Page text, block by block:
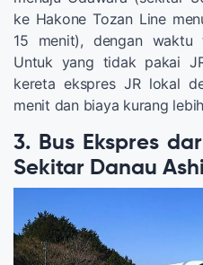
ke Hakone Tozan Line
15 menit), dengan
Untuk yang tidak pakai
kereta ekspres JR lokal
menit dan biaya kurang
3. Bus Ekspres
Sekitar Danau Ashi